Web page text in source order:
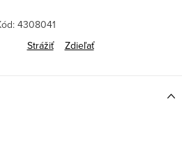
4308041
Strážiť Zdieľať